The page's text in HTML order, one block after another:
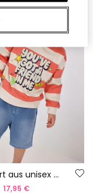
Sweatshirt aus unisex mit Streifen
17,95 €